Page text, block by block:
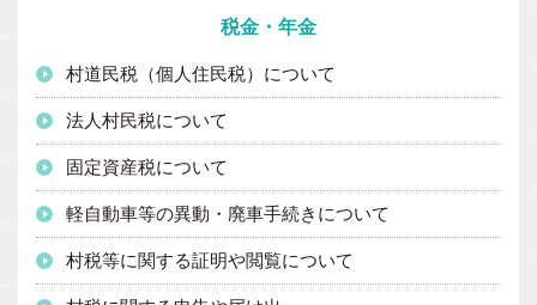
税金・年金
村道民税（個人住民税）について
法人村民税について
固定資産税について
軽自動車等の異動・廃車手続きについて
村税等に関する証明や閲覧について